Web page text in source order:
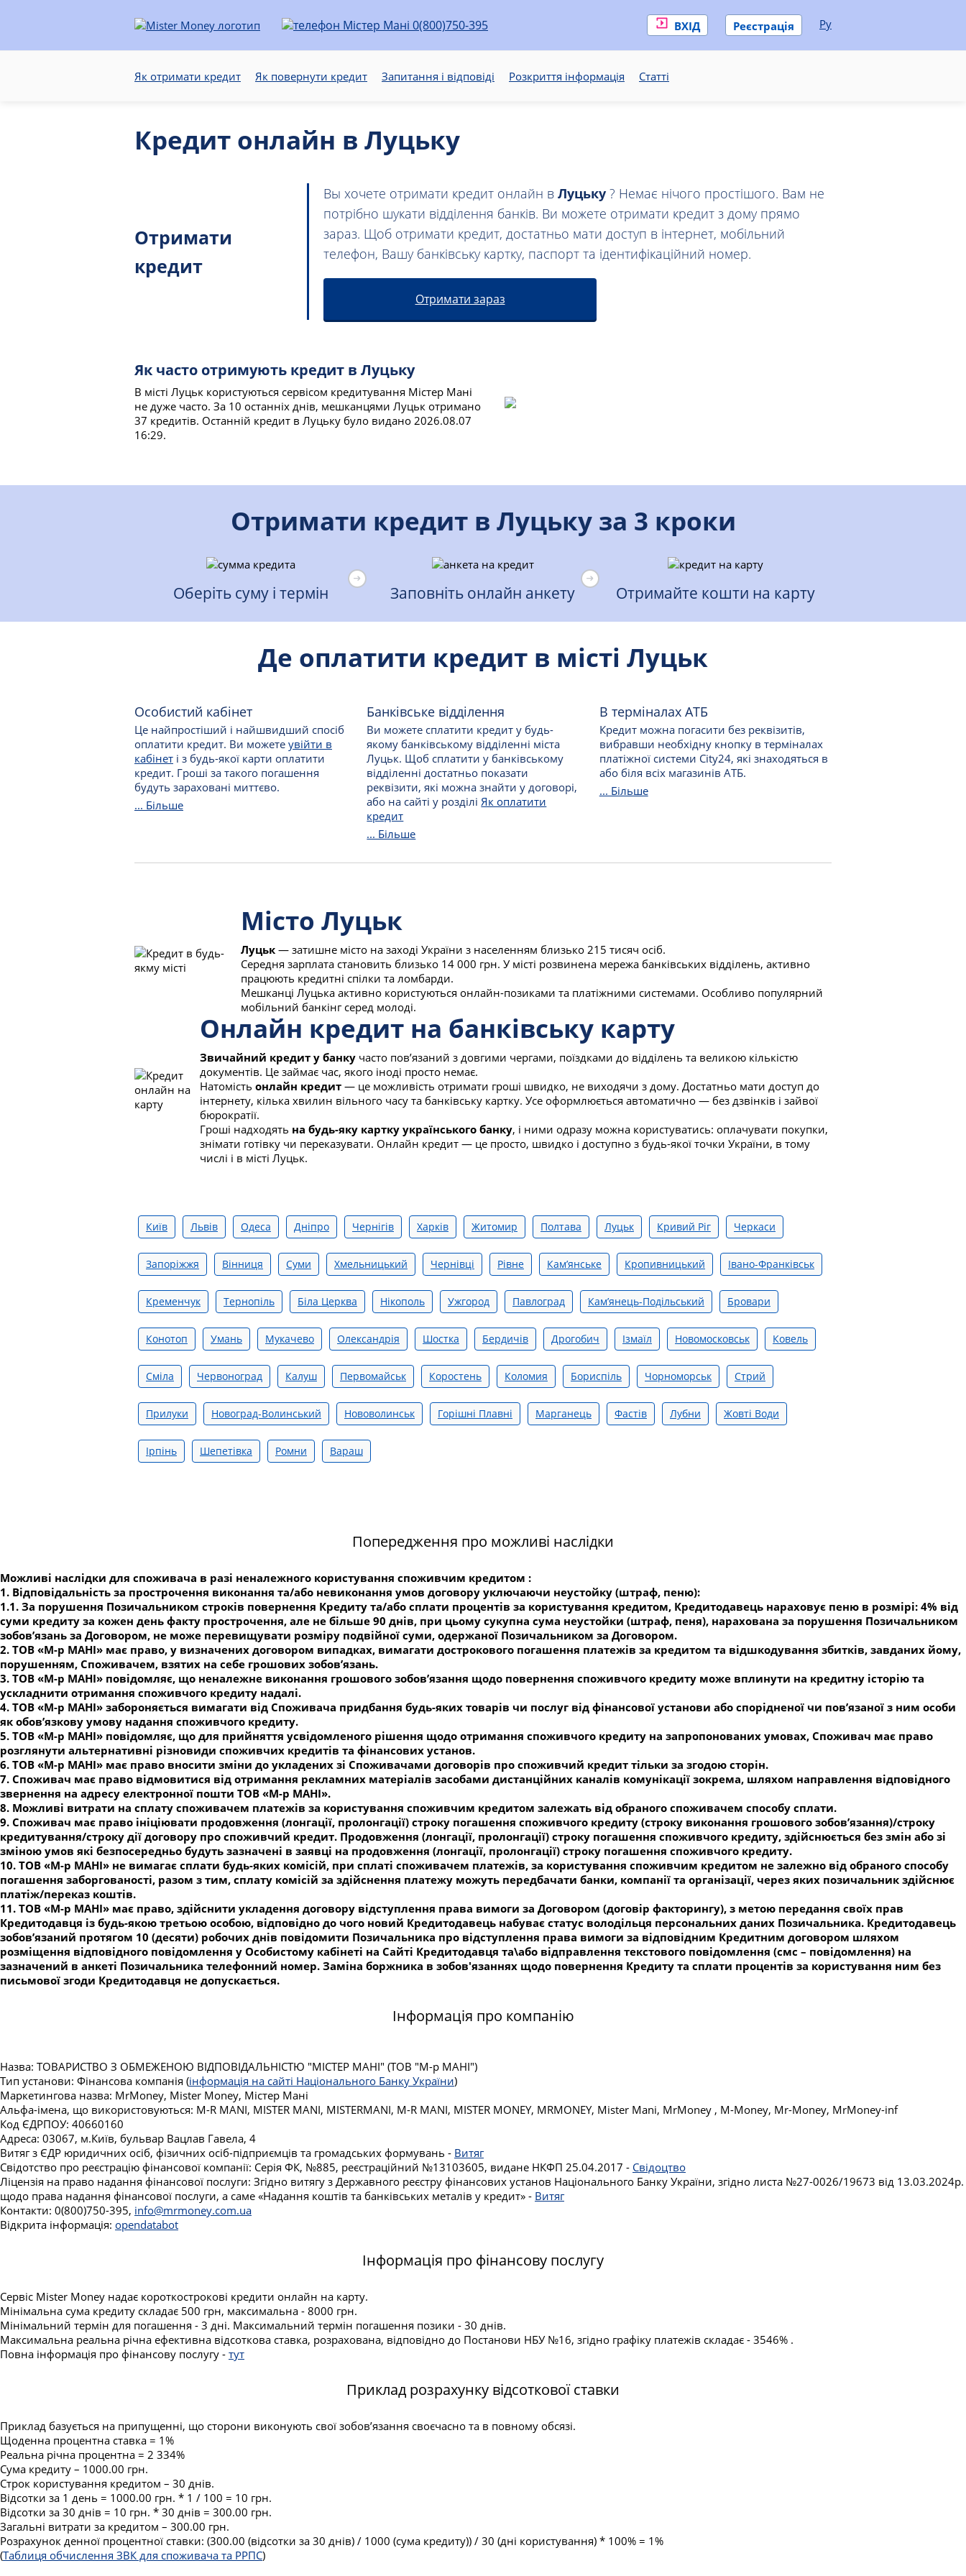
0(800)750-395 ВХІД Реєстрація Ру
Як отримати кредит Як повернути кредит Запитання і відповіді Розкриття інформація Статті
Кредит онлайн в Луцьку
Отримати
кредит
Вы хочете отримати кредит онлайн в Луцьку ? Немає нічого простішого. Вам не
потрібно шукати відділення банків. Ви можете отримати кредит з дому прямо
зараз. Щоб отримати кредит, достатньо мати доступ в інтернет, мобільний
телефон, Вашу банківську картку, паспорт та ідентифікаційний номер.
Отримати зараз
Як часто отримують кредит в Луцьку
В місті Луцьк користуються сервісом кредитування Містер Мані
не дуже часто. За 10 останніх днів, мешканцями Луцьк отримано
37 кредитів. Останній кредит в Луцьку було видано 2026.08.07
16:29.
Отримати кредит в Луцьку за 3 кроки
Оберіть суму і термін Заповніть онлайн анкету Отримайте кошти на карту
Де оплатити кредит в місті Луцьк
Особистий кабінет
Це найпростіший і найшвидший спосіб
оплатити кредит. Ви можете увійти в
кабінет і з будь-якої карти оплатити
кредит. Гроші за такого погашення
будуть зараховані миттєво.
... Більше
Банківське відділення
Ви можете сплатити кредит у будь-
якому банківському відділенні міста
Луцьк. Щоб сплатити у банківському
відділенні достатньо показати
реквізити, які можна знайти у договорі,
або на сайті у розділіЯк оплатити
кредит
... Більше
В терміналах АТБ
Кредит можна погасити без реквізитів,
вибравши необхідну кнопку в терміналах
платіжної системи City24, які знаходяться в
або біля всіх магазинів АТБ.
... Більше
Місто Луцьк
Луцьк — затишне місто на заході України з населенням близько 215 тисяч осіб.
Середня зарплата становить близько 14 000 грн. У місті розвинена мережа банківських відділень, активно
працюють кредитні спілки та ломбарди.
Мешканці Луцька активно користуються онлайн-позиками та платіжними системами. Особливо популярний
мобільний банкінг серед молоді.
Онлайн кредит на банківську карту
Звичайний кредит у банкучасто пов’язаний з довгими чергами, поїздками до відділень та великою кількістю
документів. Це займає час, якого іноді просто немає.
Натомість онлайн кредит— це можливість отримати гроші швидко, не виходячи з дому. Достатньо мати доступ до
інтернету, кілька хвилин вільного часу та банківську картку. Усе оформлюється автоматично — без дзвінків і зайвої
бюрократії.
Гроші надходять на будь-яку картку українського банку, і ними одразу можна користуватись: оплачувати покупки,
знімати готівку чи переказувати. Онлайн кредит — це просто, швидко і доступно з будь-якої точки України, в тому
числі і в місті Луцьк.
Київ Львів Одеса Дніпро Чернігів Харків Житомир Полтава Луцьк Кривий Ріг Черкаси
Запоріжжя Вінниця Суми Хмельницький Чернівці Рівне Камʼянське Кропивницький Івано-Франківськ
Кременчук Тернопіль Біла Церква Нікополь Ужгород Павлоград Кам’янець-Подільський Бровари
Конотоп Умань Мукачево Олександрія Шостка Бердичів Дрогобич Ізмаїл Новомосковськ Ковель
Сміла Червоноград Калуш Первомайськ Коростень Коломия Бориспіль Чорноморськ Стрий
Прилуки Новоград-Волинський Нововолинськ Горішні Плавні Марганець Фастів Лубни Жовті Води
Ірпінь Шепетівка Ромни Вараш
Попередження про можливі наслідки
Можливі наслідки для споживача в разі неналежного користування споживчим кредитом :
1. Відповідальність за прострочення виконання та/або невиконання умов договору уключаючи неустойку (штраф, пеню):
1.1. За порушення Позичальником строків повернення Кредиту та/або сплати процентів за користування кредитом, Кредитодавець нараховує пеню в розмірі: 4% від
суми кредиту за кожен день факту прострочення, але не більше 90 днів, при цьому сукупна сума неустойки (штраф, пеня), нарахована за порушення Позичальником
зобов’язань за Договором, не може перевищувати розміру подвійної суми, одержаної Позичальником за Договором.
2. ТОВ «М-р МАНІ» має право, у визначених договором випадках, вимагати дострокового погашення платежів за кредитом та відшкодування збитків, завданих йому,
порушенням, Споживачем, взятих на себе грошових зобов’язань.
3. ТОВ «М-р МАНІ» повідомляє, що неналежне виконання грошового зобов’язання щодо повернення споживчого кредиту може вплинути на кредитну історію та
ускладнити отримання споживчого кредиту надалі.
4. ТОВ «М-р МАНІ» забороняється вимагати від Споживача придбання будь-яких товарів чи послуг від фінансової установи або спорідненої чи пов’язаної з ним особи
як обов’язкову умову надання споживчого кредиту.
5. ТОВ «М-р МАНІ» повідомляє, що для прийняття усвідомленого рішення щодо отримання споживчого кредиту на запропонованих умовах, Споживач має право
розглянути альтернативні різновиди споживчих кредитів та фінансових установ.
6. ТОВ «М-р МАНІ» має право вносити зміни до укладених зі Споживачами договорів про споживчий кредит тільки за згодою сторін.
7. Споживач має право відмовитися від отримання рекламних матеріалів засобами дистанційних каналів комунікації зокрема, шляхом направлення відповідного
звернення на адресу електронної пошти ТОВ «М-р МАНІ».
8. Можливі витрати на сплату споживачем платежів за користування споживчим кредитом залежать від обраного споживачем способу сплати.
9. Споживач має право ініціювати продовження (лонгації, пролонгації) строку погашення споживчого кредиту (строку виконання грошового зобов’язання)/строку
кредитування/строку дії договору про споживчий кредит. Продовження (лонгації, пролонгації) строку погашення споживчого кредиту, здійснюється без змін або зі
зміною умов які безпосередньо будуть зазначені в заявці на продовження (лонгації, пролонгації) строку погашення споживчого кредиту.
10. ТОВ «М-р МАНІ» не вимагає сплати будь-яких комісій, при сплаті споживачем платежів, за користування споживчим кредитом не залежно від обраного способу
погашення заборгованості, разом з тим, сплату комісій за здійснення платежу можуть передбачати банки, компанії та організації, через яких позичальник здійснює
платіж/переказ коштів.
11. ТОВ «М-р МАНІ» має право, здійснити укладення договору відступлення права вимоги за Договором (договір факторингу), з метою передання своїх прав
Кредитодавця із будь-якою третьою особою, відповідно до чого новий Кредитодавець набуває статус володільця персональних даних Позичальника. Кредитодавець
зобов’язаний протягом 10 (десяти) робочих днів повідомити Позичальника про відступлення права вимоги за відповідним Кредитним договором шляхом
розміщення відповідного повідомлення у Особистому кабінеті на Сайті Кредитодавця та\або відправлення текстового повідомлення (смс – повідомлення) на
зазначений в анкеті Позичальника телефонний номер. Заміна боржника в зобов'язаннях щодо повернення Кредиту та сплати процентів за користування ним без
письмової згоди Кредитодавця не допускається.
Інформація про компанію
Назва: ТОВАРИСТВО З ОБМЕЖЕНОЮ ВІДПОВІДАЛЬНІСТЮ "МІСТЕР МАНІ" (ТОВ "М-р МАНІ")
Тип установи: Фінансова компанія (інформація на сайті Національного Банку України)
Маркетингова назва: MrMoney, Mister Money, Містер Мані
Альфа-імена, що використовуються: M-R MANI, MISTER MANI, MISTERMANI, M-R MANI, MISTER MONEY, MRMONEY, Mister Mani, MrMoney , M-Money, Mr-Money, MrMoney-inf
Код ЄДРПОУ: 40660160
Адреса: 03067, м.Київ, бульвар Вацлав Гавела, 4
Витяг з ЄДР юридичних осіб, фізичних осіб-підприємців та громадських формувань - Витяг
Свідотство про реєстрацію фінансової компанії: Серія ФК, №885, реєстраційний №13103605, видане НКФП 25.04.2017 - Свідоцтво
Ліцензія на право надання фінансової послуги: Згідно витягу з Державного реєстру фінансових установ Національного Банку України, згідно листа №27-0026/19673 від 13.03.2024р.
щодо права надання фінансової послуги, а саме «Надання коштів та банківських металів у кредит» - Витяг
Контакти: 0(800)750-395, info@mrmoney.com.ua
Відкрита інформація: opendatabot
Інформація про фінансову послугу
Сервіс Mister Money надає короткострокові кредити онлайн на карту.
Мінімальна сума кредиту складає 500 грн, максимальна - 8000 грн.
Мінімальний термін для погашення - 3 дні. Максимальний термін погашення позики - 30 днів.
Максимальна реальна річна ефективна відсоткова ставка, розрахована, відповідно до Постанови НБУ №16, згідно графіку платежів складає - 3546% .
Повна інформація про фінансову послугу - тут
Приклад розрахунку відсоткової ставки
Приклад базується на припущенні, що сторони виконують свої зобов’язання своєчасно та в повному обсязі.
Щоденна процентна ставка = 1%
Реальна річна процентна = 2 334%
Сума кредиту – 1000.00 грн.
Строк користування кредитом – 30 днів.
Відсотки за 1 день = 1000.00 грн. * 1 / 100 = 10 грн.
Відсотки за 30 днів = 10 грн. * 30 днів = 300.00 грн.
Загальні витрати за кредитом – 300.00 грн.
Розрахунок денної процентної ставки: (300.00 (відсотки за 30 днів) / 1000 (сума кредиту)) / 30 (дні користування) * 100% = 1%
(Таблиця обчислення ЗВК для споживача та РРПС)